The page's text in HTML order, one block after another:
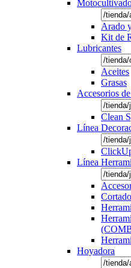
Arado
Kit de
Lubricantes
Aceites
Grasas
Accesorios
Clean
Línea
Línea
Hoyadora